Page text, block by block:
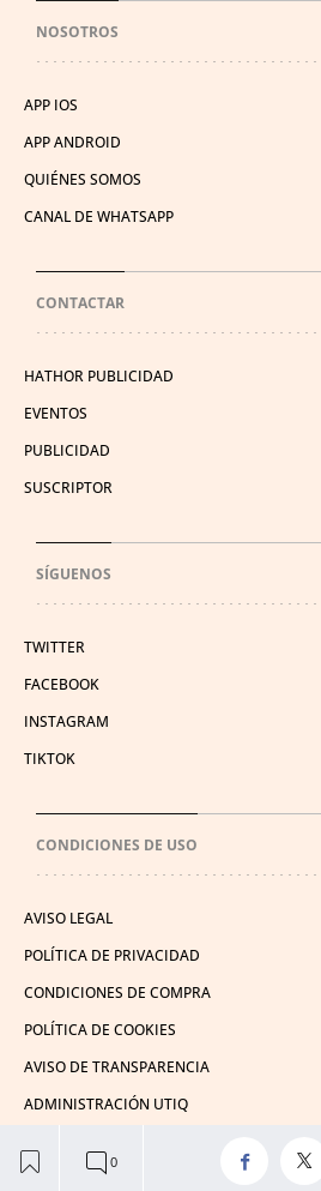
NOSOTROS
APP IOS
APP ANDROID
QUIÉNES SOMOS
CANAL DE WHATSAPP
CONTACTAR
HATHOR PUBLICIDAD
EVENTOS
PUBLICIDAD
SUSCRIPTOR
SÍGUENOS
TWITTER
FACEBOOK
INSTAGRAM
TIKTOK
CONDICIONES DE USO
AVISO LEGAL
POLÍTICA DE PRIVACIDAD
CONDICIONES DE COMPRA
POLÍTICA DE COOKIES
AVISO DE TRANSPARENCIA
ADMINISTRACIÓN UTIQ